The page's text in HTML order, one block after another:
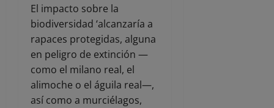
El impacto sobre la
biodiversidad ‘alcanzaría a
rapaces protegidas, alguna
en peligro de extinción —
como el milano real, el
alimoche o el águila real—,
así como a murciélagos,